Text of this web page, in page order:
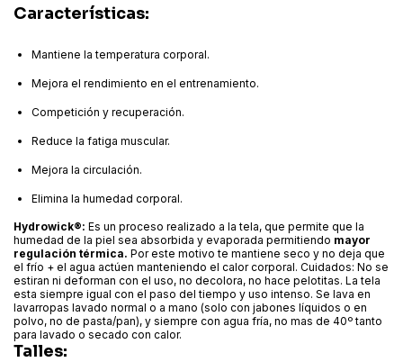
Características:
Mantiene la temperatura corporal.
Mejora el rendimiento en el entrenamiento.
Competición y recuperación.
Reduce la fatiga muscular.
Mejora la circulación.
Elimina la humedad corporal.
Hydrowick®: Es un proceso realizado a la tela, que permite que la
humedad de la piel sea absorbida y evaporada permitiendo mayor
regulación térmica. Por este motivo te mantiene seco y no deja que
el frío + el agua actúen manteniendo el calor corporal. Cuidados: No se
estiran ni deforman con el uso, no decolora, no hace pelotitas. La tela
esta siempre igual con el paso del tiempo y uso intenso. Se lava en
lavarropas lavado normal o a mano (solo con jabones líquidos o en
polvo, no de pasta/pan), y siempre con agua fría, no mas de 40º tanto
para lavado o secado con calor.
Talles: